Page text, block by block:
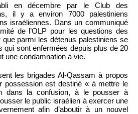
en décembre par le Club des
il y a environ 7000 palestiniens
israéliennes. Dans un communiqué
de l’OLP pour les questions des
parmi les détenus palestiniens se
qui sont enfermées depuis plus de 20
une condamnation à vie.
les brigades Al-Qassam à propos
possession est destiné « à mettre le
dans la confusion, à le pousser à
le public israélien à exercer une
afin d’aboutir à un nouvel